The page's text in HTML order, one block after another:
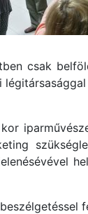
csak